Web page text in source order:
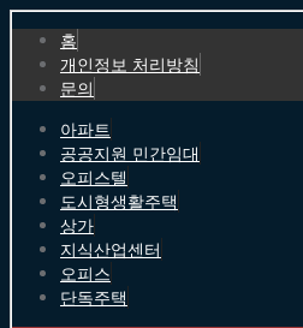
홈
개인정보 처리방침
문의
아파트
공공지원 민간임대
오피스텔
도시형생활주택
상가
지식산업센터
오피스
단독주택